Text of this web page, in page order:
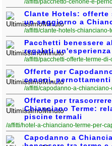
Clante Hotels:
un soggiorno a
/affitti/clante-hotels-chianciano-
Pacchetti benessere
regalati
/affitti/pacchetti-offerte-terme-
Offerte per
cenoni, pernottamenti
/affitti/capodanno-a-
Offerte per
Chianciano Terme:
piscine termali
/affitti/hotel-a-chianciano-terme-per-
Capodanno a